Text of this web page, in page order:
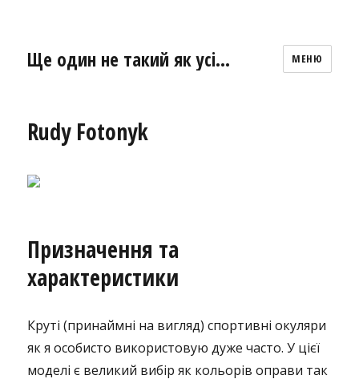
Ще один не такий як усі… МЕНЮ
Rudy Fotonyk
Призначення та
характеристики
Круті (принаймні на вигляд) спортивні окуляри
як я особисто використовую дуже часто. У цієї
моделі є великий вибір як кольорів оправи так